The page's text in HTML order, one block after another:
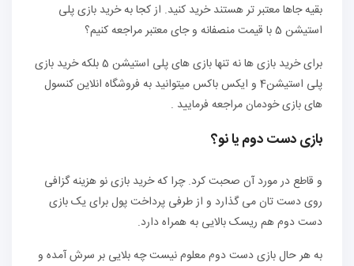
بقیه جاها معتبر تر هستند خرید کنید. از کجا به خرید بازی پلی
استیشن 5 با قیمت منصفانه و جای معتبر مراجعه کنیم؟
برای خرید بازی ها نه تنها بازی های پلی استیشن 5 بلکه خرید بازی
پلی استیشن4 و ایکس باکس میتوانید به فروشگاه انلاین کنسول
های بازی خودمان مراجعه فرمایید .
بازی دست دوم یا نو؟
و قاطع در مورد آن صحبت کرد. چرا که خرید بازی نو هزینه گزافی
روی دست تان می گذارد و از طرفی پرداخت پول برای یک بازی
دست دوم هم ریسک بالایی به همراه دارد.
به هر حال بازی دست دوم معلوم نیست چه بلایی بر سرش آمده و